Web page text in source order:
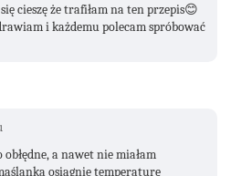
cieszę że trafiłam na ten przepis😊
i każdemu polecam spróbować
a nawet nie miałam
osiągnie temperaturę